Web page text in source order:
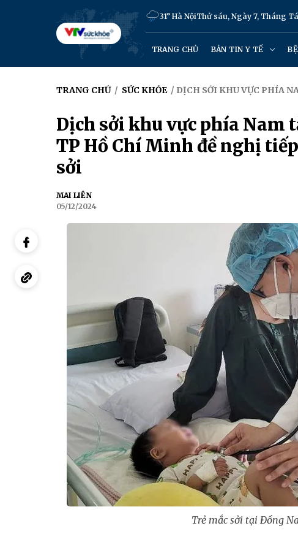
31° Hà NộiThứ sáu, Ngày 7, Tháng
TRANG CHỦ BẢN TIN Y TẾ
TRANG CHỦ / SỨC KHỎE / DỊCH SỞI KHU VỰC PHÍA
Dịch sởi khu vực phía Nam
TP Hồ Chí Minh đề nghị
sởi
MAI LIÊN
05/12/2024
Trẻ mắc sởi tại Đồng